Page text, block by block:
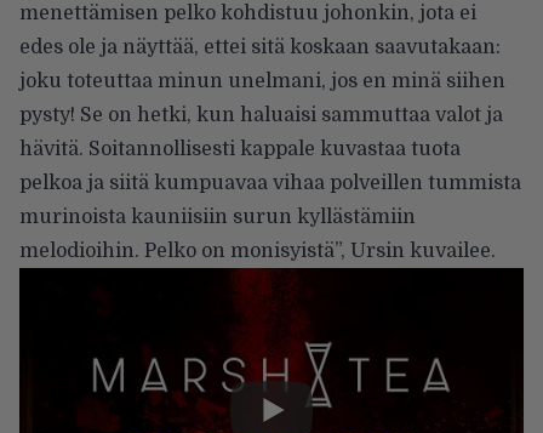
menettämisen pelko kohdistuu johonkin, jota ei
edes ole ja näyttää, ettei sitä koskaan saavutakaan:
joku toteuttaa minun unelmani, jos en minä siihen
pysty! Se on hetki, kun haluaisi sammuttaa valot ja
hävitä. Soitannollisesti kappale kuvastaa tuota
pelkoa ja siitä kumpuavaa vihaa polveillen tummista
murinoista kauniisiin surun kyllästämiin
melodioihin. Pelko on monisyistä”, Ursin kuvailee.